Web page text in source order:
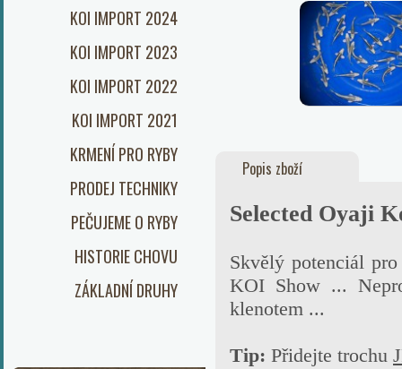
KOI IMPORT 2024
KOI IMPORT 2023
KOI IMPORT 2022
KOI IMPORT 2021
KRMENÍ PRO RYBY
PRODEJ TECHNIKY
PEČUJEME O RYBY
HISTORIE CHOVU
ZÁKLADNÍ DRUHY
Popis zboží
Selected Oyaji
Skvělý potenciál
KOI Show ...
klenotem ...
Tip: Přidejte trochu